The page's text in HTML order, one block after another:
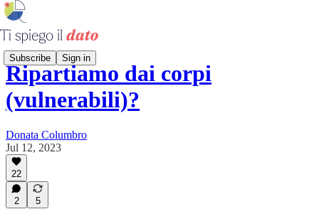
Subscribe Sign in
Ripartiamo dai corpi
(vulnerabili)?
Donata Columbro
Jul 12, 2023
22
2 5